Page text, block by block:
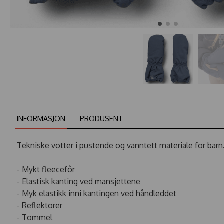
INFORMASJON PRODUSENT
Tekniske votter i pustende og vanntett materiale for
- Mykt fleecefôr
- Elastisk kanting ved mansjettene
- Myk elastikk inni kantingen ved håndleddet
- Reflektorer
- Tommel